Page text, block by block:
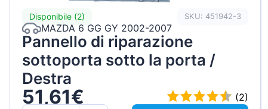
Disponibile (2) SKU: 451942-3
MAZDA 6 GG GY 2002-2007
Pannello di riparazione
sottoporta sotto la porta /
Destra
51,61€
(2)